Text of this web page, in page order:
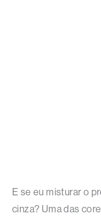
E se eu misturar o
cinza? Uma das